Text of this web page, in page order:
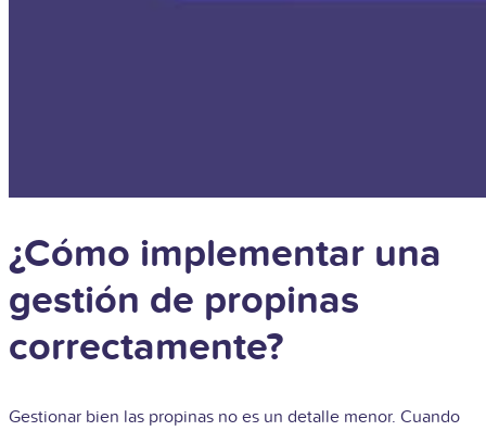
¿Cómo implementar una
gestión de propinas
correctamente?
Gestionar bien las propinas no es un detalle menor. Cuando